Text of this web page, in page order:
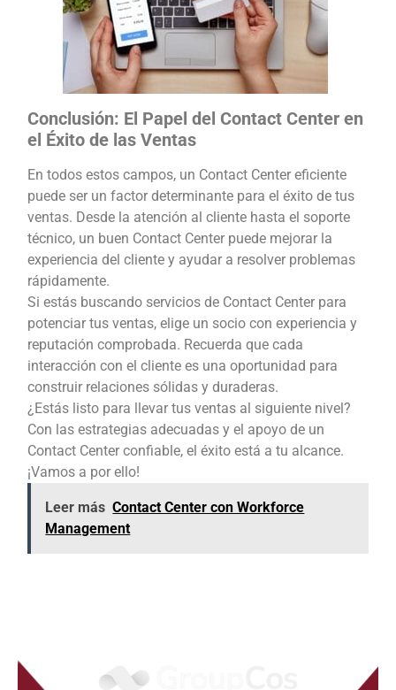
Conclusión: El Papel del Contact Center en
el Éxito de las Ventas
En todos estos campos, un Contact Center eficiente
puede ser un factor determinante para el éxito de tus
ventas. Desde la atención al cliente hasta el soporte
técnico, un buen Contact Center puede mejorar la
experiencia del cliente y ayudar a resolver problemas
rápidamente.
Si estás buscando servicios de Contact Center para
potenciar tus ventas, elige un socio con experiencia y
reputación comprobada. Recuerda que cada
interacción con el cliente es una oportunidad para
construir relaciones sólidas y duraderas.
¿Estás listo para llevar tus ventas al siguiente nivel?
Con las estrategias adecuadas y el apoyo de un
Contact Center confiable, el éxito está a tu alcance.
¡Vamos a por ello!
Leer más Contact Center con Workforce
Management